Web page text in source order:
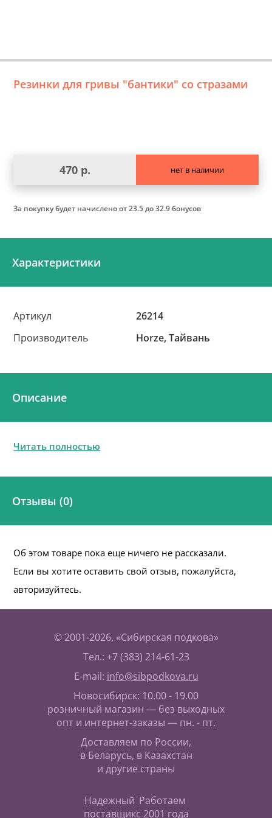
Резинки для гривы "бантики" со стразами
470 р. нет в наличии
За покупку будет начисленоот 23.5 до 32.9 бонусов
Характеристики
Артикул
26214
Производитель
Horze, Тайвань
Описание
Читать полностью
Отзывы (0)
Об этом товаре пока еще ничего не рассказали.
Если вы хотите оставить свой отзыв, пожалуйста,
авторизуйтесь.
© 2001-2026, «Сибирская подкова»
Тел.: +7 (383) 214-61-23
E-mail: info@sibpodkova.ru
Новосибирск: 10.00 - 19.00
розничный магазин — без выходных
опт и интернет-заказы — пн. - пт.
Доставляем по России,
в Беларусь, в Казахстан
и другие страны
Надежный
поставщик
Работаем
с 2001 года